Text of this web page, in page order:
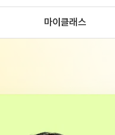
마이클래스